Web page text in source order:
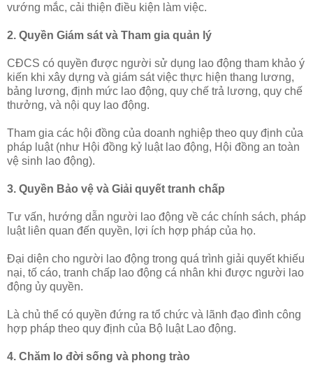
vướng mắc, cải thiện điều kiện làm việc.
2. Quyền Giám sát và Tham gia quản lý
CĐCS có quyền được người sử dụng lao động tham khảo ý
kiến khi xây dựng và giám sát việc thực hiện thang lương,
bảng lương, định mức lao động, quy chế trả lương, quy chế
thưởng, và nội quy lao động.
Tham gia các hội đồng của doanh nghiệp theo quy định của
pháp luật (như Hội đồng kỷ luật lao động, Hội đồng an toàn
vệ sinh lao động).
3. Quyền Bảo vệ và Giải quyết tranh chấp
Tư vấn, hướng dẫn người lao động về các chính sách, pháp
luật liên quan đến quyền, lợi ích hợp pháp của họ.
Đại diện cho người lao động trong quá trình giải quyết khiếu
nại, tố cáo, tranh chấp lao động cá nhân khi được người lao
động ủy quyền.
Là chủ thể có quyền đứng ra tổ chức và lãnh đạo đình công
hợp pháp theo quy định của Bộ luật Lao động.
4. Chăm lo đời sống và phong trào